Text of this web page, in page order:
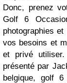
Donc, prenez
Golf 6
photographies
vos besoins et
et privé
présenté par
belgique, golf